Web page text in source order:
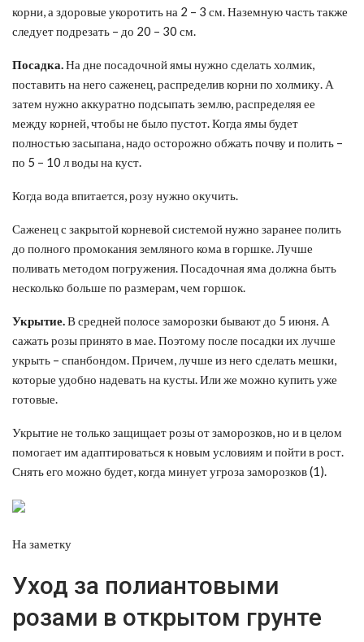
корни, а здоровые укоротить на 2 – 3 см. Наземную часть также
следует подрезать – до 20 – 30 см.
Посадка.На дне посадочной ямы нужно сделать холмик,
поставить на него саженец, распределив корни по холмику. А
затем нужно аккуратно подсыпать землю, распределяя ее
между корней, чтобы не было пустот. Когда ямы будет
полностью засыпана, надо осторожно обжать почву и полить –
по 5 – 10 л воды на куст.
Когда вода впитается, розу нужно окучить.
Саженец с закрытой корневой системой нужно заранее полить
до полного промокания земляного кома в горшке. Лучше
поливать методом погружения. Посадочная яма должна быть
несколько больше по размерам, чем горшок.
Укрытие.В средней полосе заморозки бывают до 5 июня. А
сажать розы принято в мае. Поэтому после посадки их лучше
укрыть – спанбондом. Причем, лучше из него сделать мешки,
которые удобно надевать на кусты. Или же можно купить уже
готовые.
Укрытие не только защищает розы от заморозков, но и в целом
помогает им адаптироваться к новым условиям и пойти в рост.
Снять его можно будет, когда минует угроза заморозков (1).
На заметку
Уход за полиантовыми
розами в открытом грунте